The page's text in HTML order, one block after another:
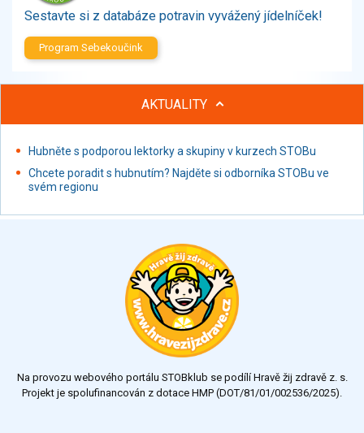
Sladkosti, slané výrobky
Ochucovadla, přísady, sladidla
Proteinové výrobky, doplňky stravy
Nápoje alkoholické
Restaurace, jídelny, hotová jídla
Fastfood
Studená kuchyně, lahůdkářské výrobky
Sestavte si z databáze potravin vyvážený jídelníček!
Program Sebekoučink
AKTUALITY
Hubněte s podporou lektorky a skupiny v kurzech STOBu
Chcete poradit s hubnutím? Najděte si odborníka STOBu ve
svém regionu
Na provozu webového portálu STOBklub se podílí Hravě žij zdravě z. s.
Projekt je spolufinancován z dotace HMP (DOT/81/01/002536/2025).